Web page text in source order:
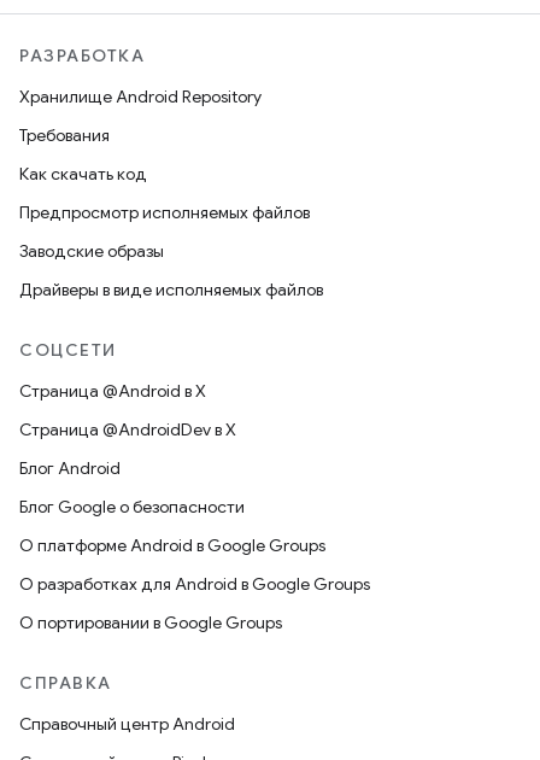
РАЗРАБОТКА
Хранилище Android Repository
Требования
Как скачать код
Предпросмотр исполняемых файлов
Заводские образы
Драйверы в виде исполняемых файлов
СОЦСЕТИ
Страница @Android в X
Страница @AndroidDev в X
Блог Android
Блог Google о безопасности
О платформе Android в Google Groups
О разработках для Android в Google Groups
О портировании в Google Groups
СПРАВКА
Справочный центр Android